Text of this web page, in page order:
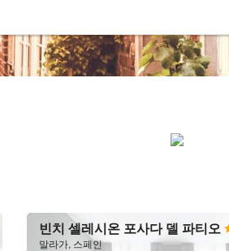
빈치 셀레시온 포사다 델 파티오
말라가, 스페인